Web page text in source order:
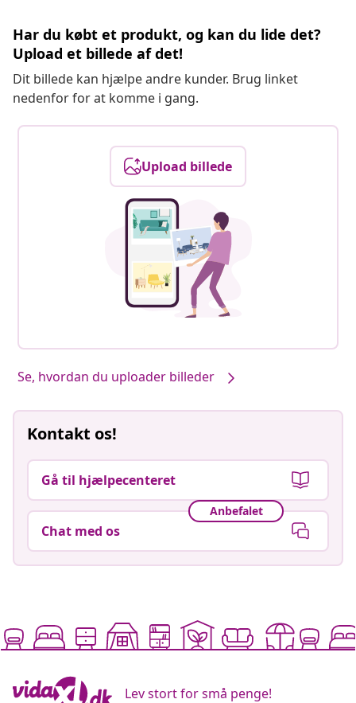
Har du købt et produkt, og kan du lide det?
Upload et billede af det!
Dit billede kan hjælpe andre kunder. Brug linket
nedenfor for at komme i gang.
Upload billede
Se, hvordan du uploader billeder
Kontakt os!
Gå til hjælpecenteret
Anbefalet
Chat med os
Lev stort for små penge!